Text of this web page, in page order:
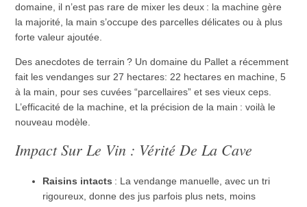
domaine, il n’est pas rare de mixer les deux : la machine gère
la majorité, la main s’occupe des parcelles délicates ou à plus
forte valeur ajoutée.
Des anecdotes de terrain ? Un domaine du Pallet a récemment
fait les vendanges sur 27 hectares: 22 hectares en machine, 5
à la main, pour ses cuvées “parcellaires” et ses vieux ceps.
L’efficacité de la machine, et la précision de la main : voilà le
nouveau modèle.
Impact Sur Le Vin : Vérité De La Cave
Raisins intacts : La vendange manuelle, avec un tri
rigoureux, donne des jus parfois plus nets, moins